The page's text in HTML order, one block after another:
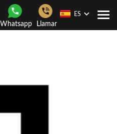
Whatsapp Llamar
ES